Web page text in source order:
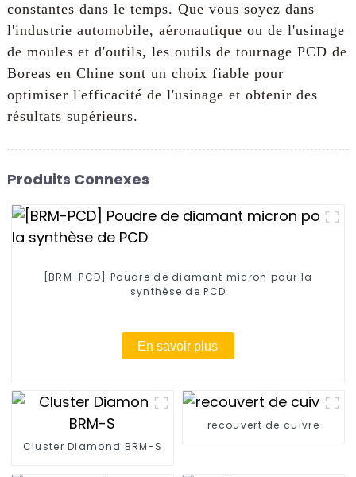
constantes dans le temps. Que vous soyez dans
l'industrie automobile, aéronautique ou de l'usinage
de moules et d'outils, les outils de tournage PCD de
Boreas en Chine sont un choix fiable pour
optimiser l'efficacité de l'usinage et obtenir des
résultats supérieurs.
Produits Connexes
[BRM-PCD] Poudre de diamant micron pour la
synthèse de PCD
En savoir plus
Cluster Diamond BRM-S
recouvert de cuivre